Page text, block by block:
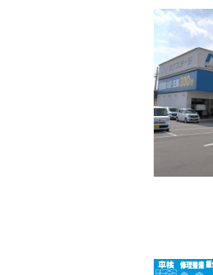
－ レンタ
ETC
ランフ
－ フルフ
－ シート
フロン